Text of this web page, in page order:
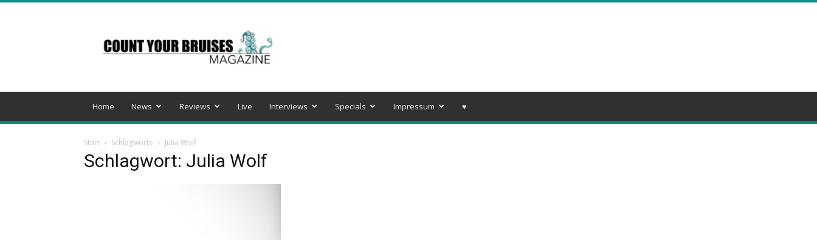
Your
Bruises
Magazine
Home News Reviews Live Interviews Specials Impressum ♥️
Start Schlagworte Julia Wolf
Schlagwort: Julia Wolf